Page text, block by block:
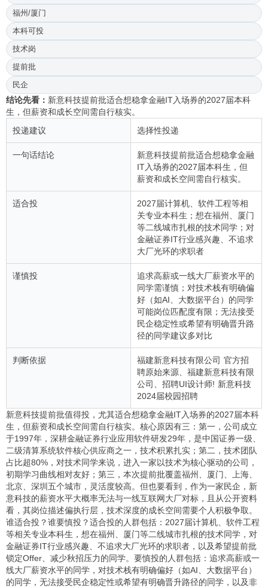
福州/厦门
本科可投
技术岗
提前批
民企
结论先看： 新意科技提前批适合想稳拿金融IT入场券的2027届本科
生，但薪资和成长空间需自行核实。
投递建议
选择性投递
一句话结论
新意科技提前批适合想稳拿金融
IT入场券的2027届本科生，但
薪资和成长空间需自行核实。
适合投
2027届计算机、软件工程等相
关专业本科生；想在福州、厦门
等二线城市扎根的技术同学；对
金融证券IT行业感兴趣、不追求
大厂光环的求职者
谨慎投
追求高薪或一线大厂薪资水平的
同学需谨慎；对技术栈有明确偏
好（如AI、大数据平台）的同学
可能岗位匹配度有限；无法接受
民企稳定性或希望有明确晋升路
径的同学建议多对比
判断依据
福建新意科技有限公司 官方招
聘原始来源、福建新意科技有限
公司、招聘UI设计师! 新意科技
2024届校园招聘
新意科技提前批值得投，尤其适合想稳拿金融IT入场券的2027届本科
生，但薪资和成长空间需自行核实。核心原因有三：第一，公司成立
于1997年，深耕金融证券行业应用软件研发29年，是中国证券一级、
二级清算系统软件核心供应商之一，技术积累扎实；第二，技术团队
占比超80%，对技术同学来说，进入一家以技术为核心驱动的公司，
初期学习曲线相对友好；第三，本次提前批覆盖福州、厦门、上海、
北京、深圳五个城市，灵活度较高。但也要看到，作为一家民企，新
意科技的薪资水平大概率无法与一线互联网大厂对标，且从公开资料
看，其岗位描述偏执行层，技术深度的成长空间需要个人积极争取。
谁适合投？谁要慎投？适合投的人群包括：2027届计算机、软件工程
等相关专业本科生，想在福州、厦门等二线城市扎根的技术同学，对
金融证券IT行业感兴趣、不追求大厂光环的求职者，以及希望提前批
锁定Offer、减少秋招压力的同学。要慎投的人群包括：追求高薪或一
线大厂薪资水平的同学，对技术栈有明确偏好（如AI、大数据平台）
的同学，无法接受民企稳定性或希望有明确晋升路径的同学，以及非